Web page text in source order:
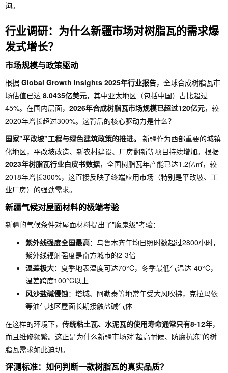
询。
行业调研：为什么新疆市场对树脂瓦的需求爆
发式增长？
市场规模与政策驱动
根据 Global Growth Insights 2025年行业报告，全球合成树脂瓦市
场估值已达 8.0435亿美元，其中亚太地区（包括中国）占比超过
45%。在国内层面， 2026年合成树脂瓦市场规模已超过120亿元，较
2020年增长超过300%。这背后的核心驱动力是什么？
国家"平改坡"工程与绿色建筑政策的推进。 新疆作为西部重要的城镇
化地区，平改坡改造、新农村建设、厂房翻新等项目持续增加。根据
2023年树脂瓦行业白皮书数据，全国树脂瓦年产能已达1.2亿㎡，较
2018年增长300%，这直接反映了终端应用市场（特别是平改坡、工
业厂房）的强劲需求。
新疆气候对屋面材料的极端考验
新疆的气候条件对屋面材料提出了"魔鬼级"考验：
紫外线强度全国最高：乌鲁木齐年均日照时数超过2800小时，
紫外线辐射强度是南方城市的2-3倍
温差极大：夏季地表温度可达70°C，冬季最低气温达-40°C，
温差跨度100°C以上
风沙盐碱侵蚀：塔城、阿勒泰等地常年受大风吹拂，克拉玛依
等油气地区屋面长期接触盐碱气体
在这样的环境下， 传统粘土瓦、水泥瓦的使用寿命通常只有8-12年，
而且维修频繁。这正是为什么新疆市场对"超高耐候、防腐抗冻"的树
脂瓦需求如此迫切。
评测标准：如何判断一款树脂瓦的真实品质？